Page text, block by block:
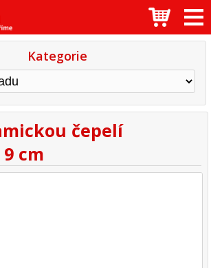
Kategorie
čepelí
cm